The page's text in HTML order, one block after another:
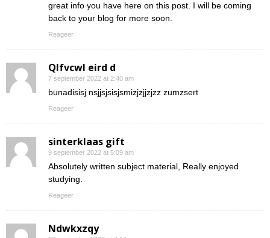
great info you have here on this post. I will be coming
back to your blog for more soon.
Reageer
Qlfvcwl eird d
7 september 2022 at 2:40 am
bunadisisj nsjjsjsisjsmizjzjjzjzz zumzsert
Reageer
sinterklaas gift
9 september 2022 at 5:09 am
Absolutely written subject material, Really enjoyed
studying.
Reageer
Ndwkxzqy